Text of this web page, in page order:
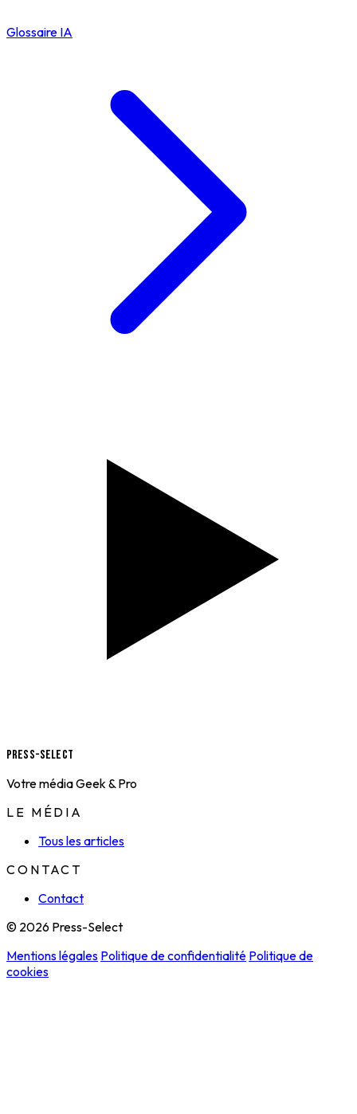
Glossaire IA
Press-Select
Votre média Geek & Pro
LE MÉDIA
Tous les articles
CONTACT
Contact
© 2026 Press-Select
Mentions légales Politique de confidentialité Politique de
cookies